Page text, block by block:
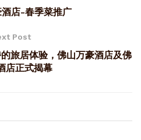
店-春季菜推广
Post
旅居体验，佛山万豪酒店及佛
店正式揭幕